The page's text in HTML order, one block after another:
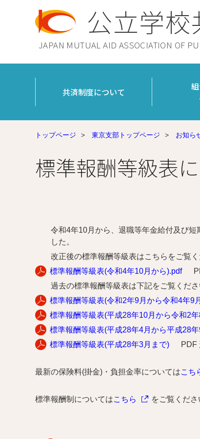
公立学
JAPAN MUTUAL AID ASSOCIATION OF
共済制度について
トップページ > 東京支部トップページ > お知ら
標準報酬等級表
令和4年10月から、 退職等年金給付及び短
した。
改正後の標準報酬等級表はこちらをご覧く
標準報酬等級表(令和4年10月から).pdf
過去の標準報酬等級表は下記をご覧くださ
標準報酬等級表(令和2年9月から令和4年9
標準報酬等級表(平成28年10月から令和2
標準報酬等級表(平成28年4月から平成28
標準報酬等級表(平成28年3月まで)
PDF
最新の保険料(掛金)・負担金率についてはこち
標準報酬制についてはこちら をご覧くださ